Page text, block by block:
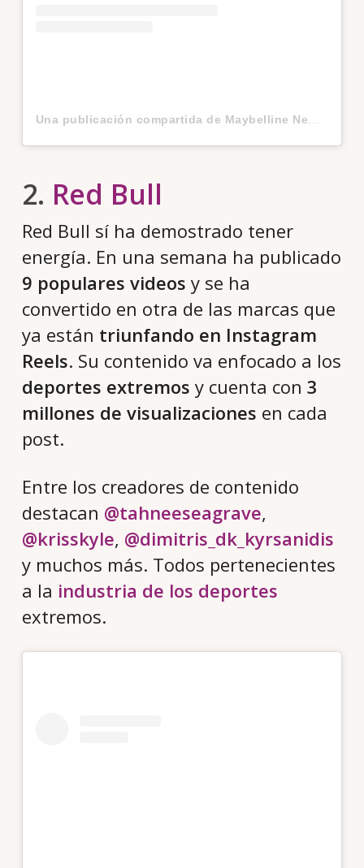
2. Red Bull
Red Bull sí ha demostrado tener
energía. En una semana ha publicado
9 populares videos y se ha
convertido en otra de las marcas que
ya están triunfando en Instagram
Reels. Su contenido va enfocado a los
deportes extremos y cuenta con 3
millones de visualizaciones en cada
post.
Entre los creadores de contenido
destacan @tahneeseagrave,
@krisskyle, @dimitris_dk_kyrsanidis
y muchos más. Todos pertenecientes
a la industria de los deportes
extremos.